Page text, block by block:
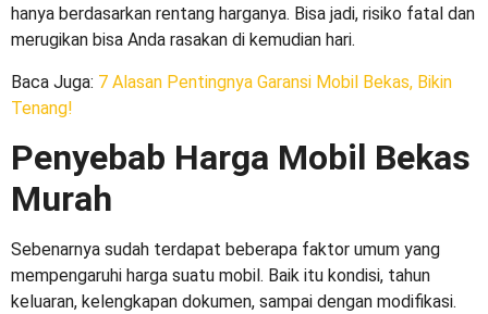
hanya berdasarkan rentang harganya. Bisa jadi, risiko fatal dan
merugikan bisa Anda rasakan di kemudian hari.
Baca Juga: 7 Alasan Pentingnya Garansi Mobil Bekas, Bikin
Tenang!
Penyebab Harga Mobil Bekas
Murah
Sebenarnya sudah terdapat beberapa faktor umum yang
mempengaruhi harga suatu mobil. Baik itu kondisi, tahun
keluaran, kelengkapan dokumen, sampai dengan modifikasi.